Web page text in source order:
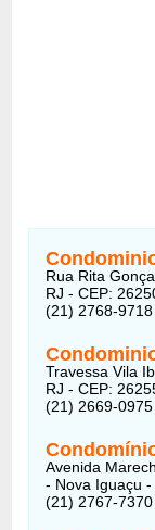
Rua Rita
RJ - CEP:
(21) 2768-9718
Travessa Vila
RJ - CEP:
(21) 2669-0975
Avenida
- Nova Iguaçu
(21) 2767-7370